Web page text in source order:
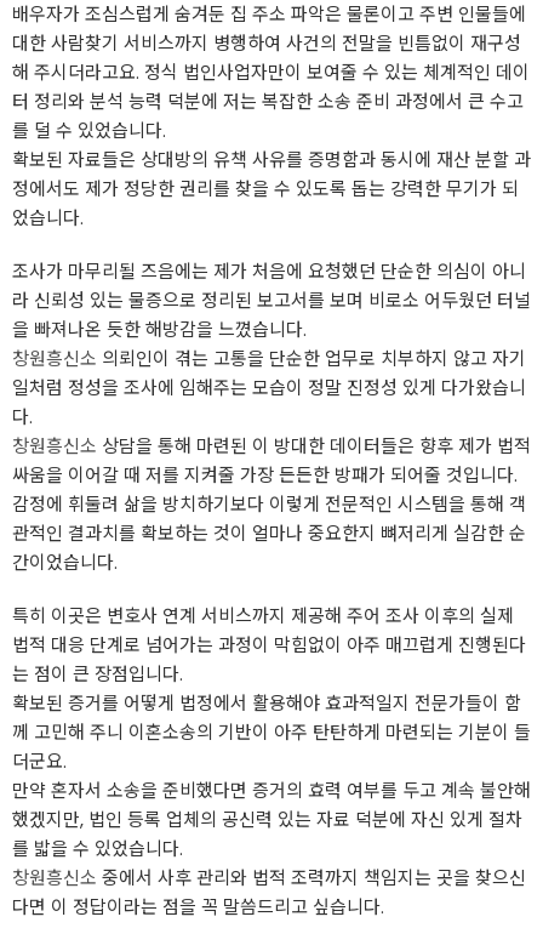
배우자가 조심스럽게 숨겨둔 집 주소 파악은 물론이고 주변 인물들에
대한 사람찾기 서비스까지 병행하여 사건의 전말을 빈틈없이 재구성
해 주시더라고요. 정식 법인사업자만이 보여줄 수 있는 체계적인 데이
터 정리와 분석 능력 덕분에 저는 복잡한 소송 준비 과정에서 큰 수고
를 덜 수 있었습니다.
확보된 자료들은 상대방의 유책 사유를 증명함과 동시에 재산 분할 과
정에서도 제가 정당한 권리를 찾을 수 있도록 돕는 강력한 무기가 되
었습니다.
조사가 마무리될 즈음에는 제가 처음에 요청했던 단순한 의심이 아니
라 신뢰성 있는 물증으로 정리된 보고서를 보며 비로소 어두웠던 터널
을 빠져나온 듯한 해방감을 느꼈습니다.
창원흥신소 의뢰인이 겪는 고통을 단순한 업무로 치부하지 않고 자기
일처럼 정성을 조사에 임해주는 모습이 정말 진정성 있게 다가왔습니
다.
창원흥신소 상담을 통해 마련된 이 방대한 데이터들은 향후 제가 법적
싸움을 이어갈 때 저를 지켜줄 가장 든든한 방패가 되어줄 것입니다.
감정에 휘둘려 삶을 방치하기보다 이렇게 전문적인 시스템을 통해 객
관적인 결과치를 확보하는 것이 얼마나 중요한지 뼈저리게 실감한 순
간이었습니다.
특히 이곳은 변호사 연계 서비스까지 제공해 주어 조사 이후의 실제
법적 대응 단계로 넘어가는 과정이 막힘없이 아주 매끄럽게 진행된다
는 점이 큰 장점입니다.
확보된 증거를 어떻게 법정에서 활용해야 효과적일지 전문가들이 함
께 고민해 주니 이혼소송의 기반이 아주 탄탄하게 마련되는 기분이 들
더군요.
만약 혼자서 소송을 준비했다면 증거의 효력 여부를 두고 계속 불안해
했겠지만, 법인 등록 업체의 공신력 있는 자료 덕분에 자신 있게 절차
를 밟을 수 있었습니다.
창원흥신소 중에서 사후 관리와 법적 조력까지 책임지는 곳을 찾으신
다면 이 정답이라는 점을 꼭 말씀드리고 싶습니다.